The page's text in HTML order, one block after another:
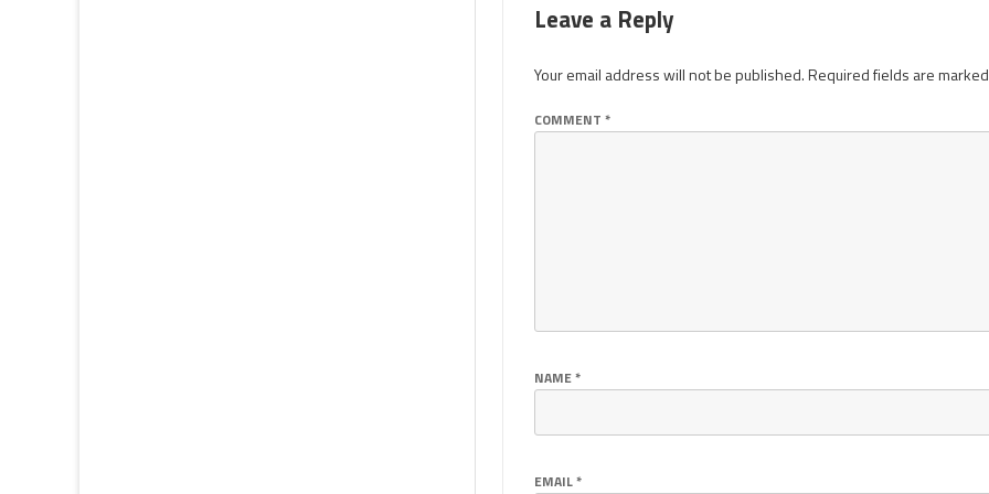
Leave a Reply
Your email address will not be published.Required fields are
COMMENT *
NAME*
EMAIL*